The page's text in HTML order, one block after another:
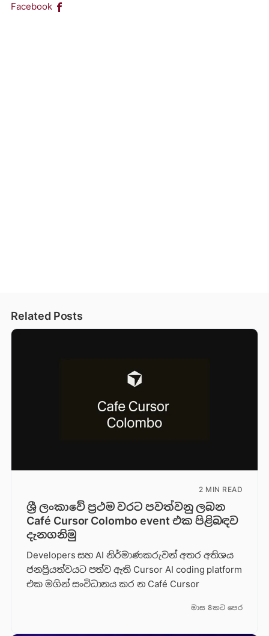
Facebook
Related Posts
2 MIN READ
ශ්‍රී ලංකාවේ ප්‍රථම වරට පවත්වනු ලබන
Café Cursor Colombo event එක පිළිබඳව
දැනගනිමු
Developers සහ AI නිර්මාණකරුවන් අතර අතිශය
ජනප්‍රියත්වයට පත්ව ඇති Cursor AI coding platform
එක මගින් සංවිධානය කර න Café Cursor
මාස 8කට පෙර